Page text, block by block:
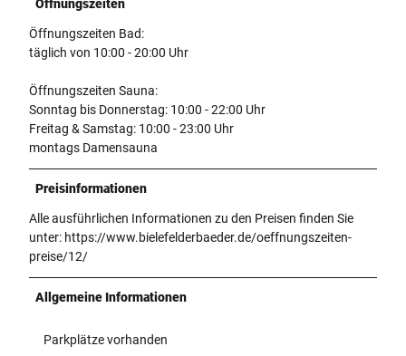
Öffnungszeiten
Öffnungszeiten Bad:
täglich von 10:00 - 20:00 Uhr
Öffnungszeiten Sauna:
Sonntag bis Donnerstag: 10:00 - 22:00 Uhr
Freitag & Samstag: 10:00 - 23:00 Uhr
montags Damensauna
Preisinformationen
Alle ausführlichen Informationen zu den Preisen finden Sie
unter: https://www.bielefelderbaeder.de/oeffnungszeiten-
preise/12/
Allgemeine Informationen
Parkplätze vorhanden